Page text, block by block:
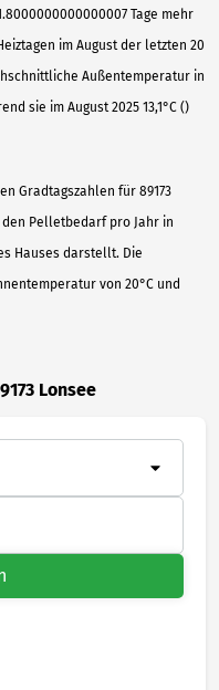
Tage mehr
im August der letzten 20
Außentemperatur in
sie im August 2025 13,1°C ()
Gradtagszahlen für 89173
Pelletbedarf pro Jahr in
Hauses darstellt. Die
von 20°C und
Lonsee